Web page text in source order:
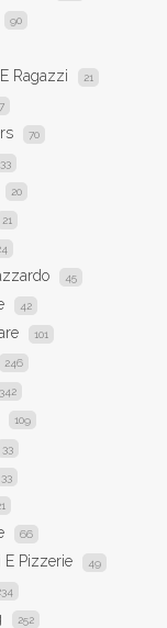
90
Ragazzi 21
70
33
20
21
45
42
101
246
342
109
33
33
66
E Pizzerie 49
252